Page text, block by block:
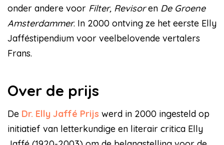
onder andere voor Filter, Revisoren De Groene
Amsterdammer. In 2000 ontving ze het eerste Elly
Jafféstipendium voor veelbelovende vertalers
Frans.
Over de prijs
De Dr. Elly Jaffé Prijs werd in 2000 ingesteld op
initiatief van letterkundige en literair critica Elly